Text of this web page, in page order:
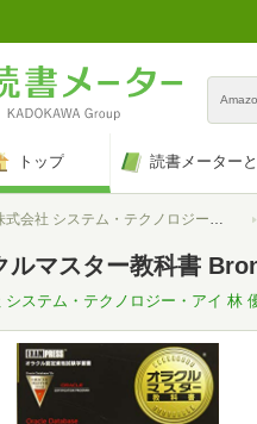
トップ 読書メーター
会社 システム・テクノロジー・アイ 林 優子
ルマスター教科書
システム・テクノロジー・アイ 林